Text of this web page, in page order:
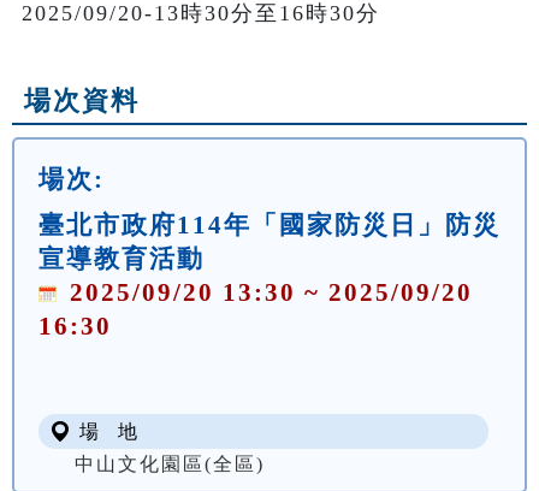
2025/09/20-13時30分至16時30分
場次資料
場次:
臺北市政府114年「國家防災日」防災
宣導教育活動
2025/09/20 13:30 ~ 2025/09/20
16:30
場 地
中山文化園區(全區)